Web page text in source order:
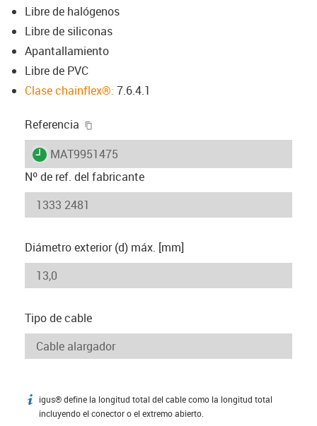
Libre de halógenos
Libre de siliconas
Apantallamiento
Libre de PVC
Clase chainflex®: 7.6.4.1
Referencia
igus-icon-lieferzeit
MAT9951475
Nº de ref. del fabricante
Diámetro exterior (d) máx. [mm]
Tipo de cable
igus-icon-info
igus® define la longitud total del cable como la longitud total
incluyendo el conector o el extremo abierto.